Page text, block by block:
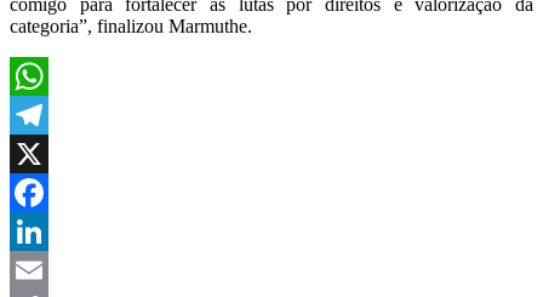
comigo para fortalecer as lutas por direitos e valorização da
categoria”, finalizou Marmuthe.
WhatsApp
Telegram
X
Facebook
LinkedIn